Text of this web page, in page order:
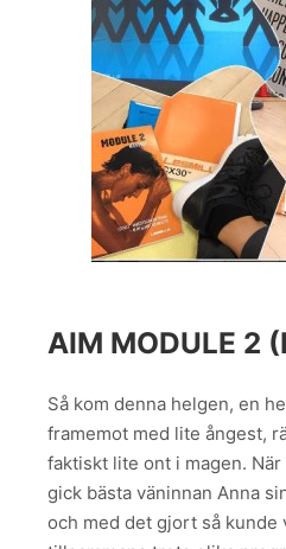
AIM MODULE 2
Så kom denna helgen, en
framemot med lite ångest,
faktiskt lite ont i magen.
gick bästa väninnan Anna
och med det gjort så kunde